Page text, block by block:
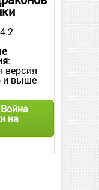
:
версия
и выше
на